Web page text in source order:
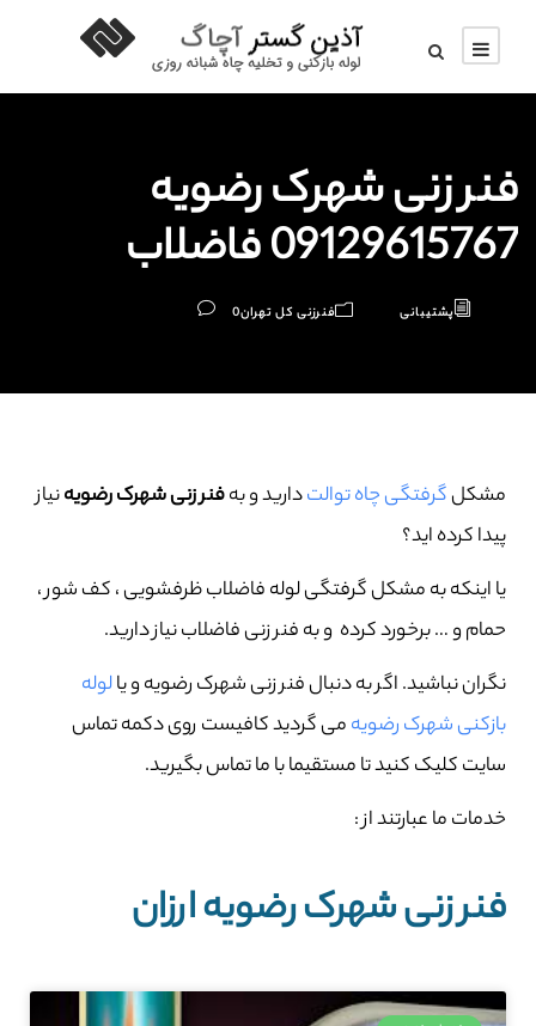
فنر زنی شهرک رضویه
09129615767 فاضلاب
پشتیبانی فنرزنی کل تهران0
مشکلگرفتگی چاه توالتدارید و بهفنر زنی شهرک رضویهنیاز
پیدا کرده اید؟
یا اینکه به مشکل گرفتگی لوله فاضلاب ظرفشویی ، کف شور ،
حمام و … برخورد کرده و به فنر زنی فاضلاب نیاز دارید.
نگران نباشید. اگر به دنبال فنر زنی شهرک رضویه و یالوله
بازکنی شهرک رضویهمی گردید کافیست روی دکمه تماس
سایت کلیک کنید تا مستقیما با ما تماس بگیرید.
خدمات ما عبارتند از :
فنر زنی شهرک رضویه ارزان